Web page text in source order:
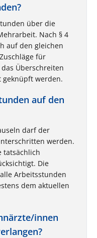
über die
Nach § 4
auf den gleichen
für
Überschreiten
geknüpft werden.
auf den
darf der
werden.
tatsächlich
Die
Arbeitsstunden
dem aktuellen
innen